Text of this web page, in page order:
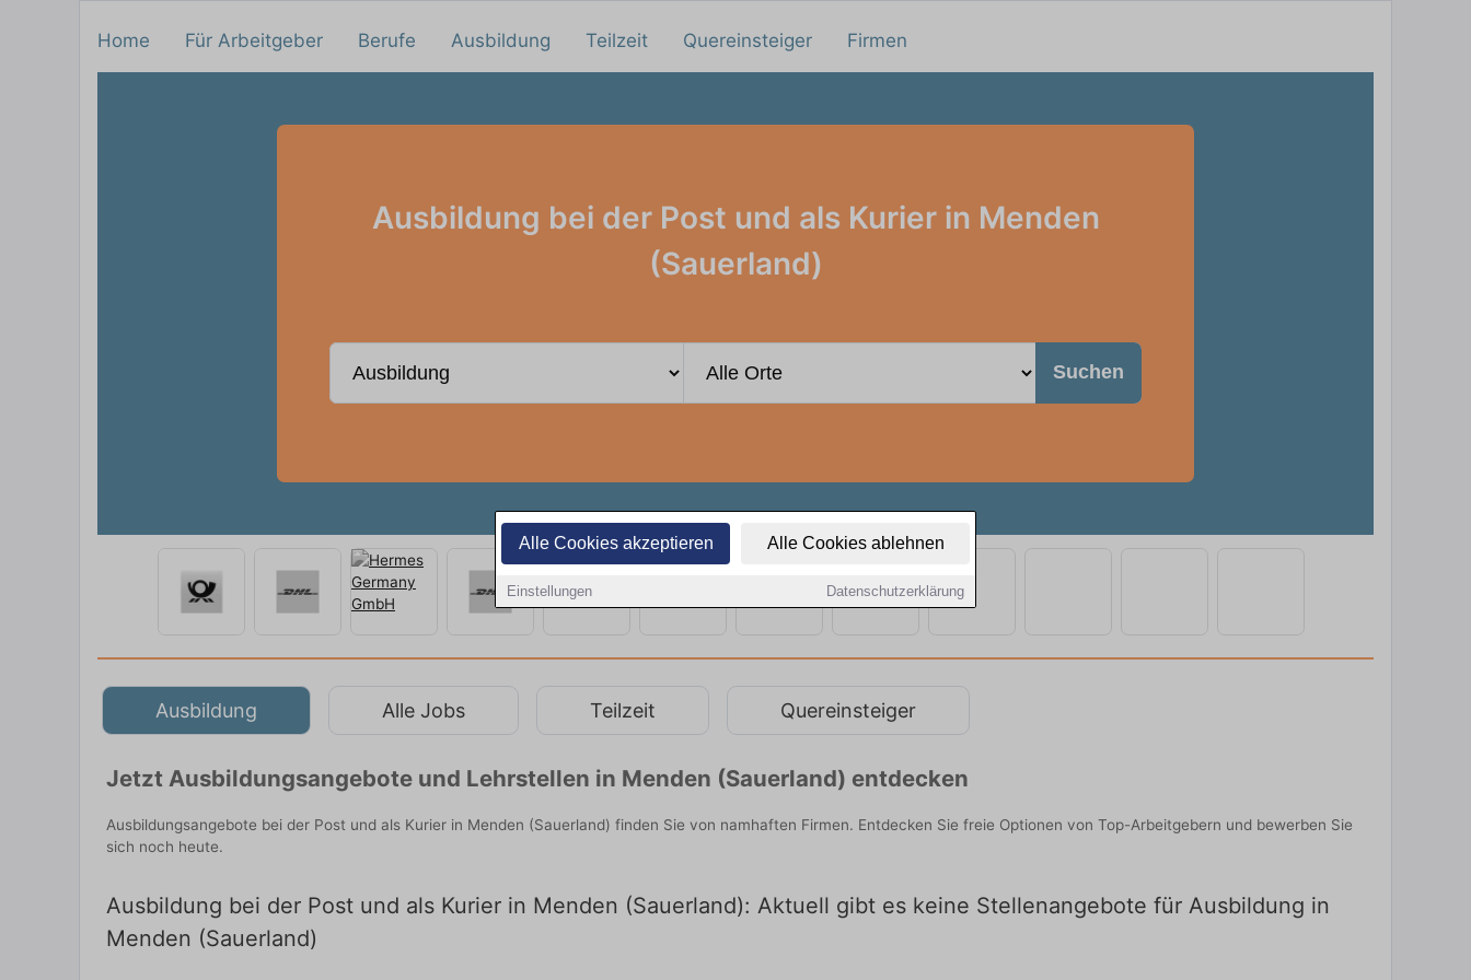
Alle Cookies akzeptieren Alle Cookies ablehnen
Einstellungen Datenschutzerklärung
Home Für Arbeitgeber Berufe Ausbildung Teilzeit Quereinsteiger Firmen
Ausbildung bei der Post und als Kurier in Menden
(Sauerland)
Suchen
Ausbildung Alle Jobs Teilzeit Quereinsteiger
Jetzt Ausbildungsangebote und Lehrstellen in Menden (Sauerland) entdecken
Ausbildungsangebote bei der Post und als Kurier in Menden (Sauerland) finden Sie von namhaften Firmen. Entdecken Sie freie Optionen von Top-Arbeitgebern und bewerben Sie
sich noch heute.
Ausbildung bei der Post und als Kurier in Menden (Sauerland): Aktuell gibt es keine Stellenangebote für Ausbildung in
Menden (Sauerland)